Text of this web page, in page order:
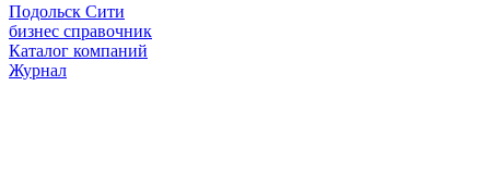
Подольск Сити
бизнес справочник
Каталог компаний
Журнал